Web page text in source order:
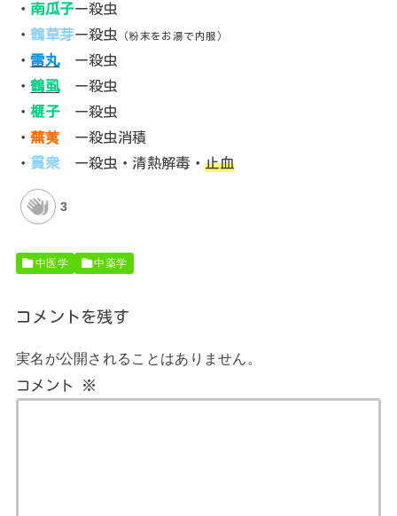
・ 南瓜子ー殺虫
・鶴草芽ー殺虫 （粉末をお湯で内服）
・ 雷丸ー殺虫
・鶴虱ー殺虫
・榧子ー殺虫
・ 蕪荑 ー殺虫消積
・ 貫衆ー殺虫・清熱解毒・止血
3
中医学 中薬学
コメントを残す
実名が公開されることはありません。
コメント ※